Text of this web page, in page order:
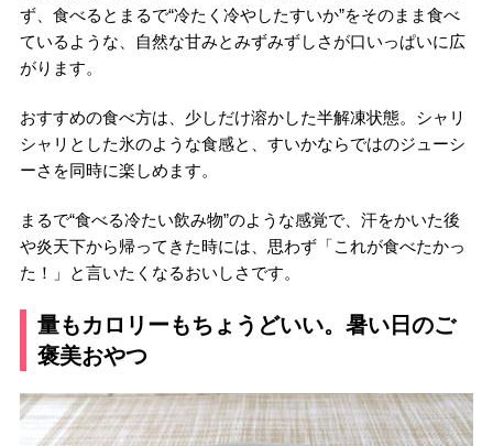
ず、食べるとまるで“冷たく冷やしたすいか”をそのまま食べ
ているような、自然な甘みとみずみずしさが口いっぱいに広
がります。
おすすめの食べ方は、少しだけ溶かした半解凍状態。シャリ
シャリとした氷のような食感と、すいかならではのジューシ
ーさを同時に楽しめます。
まるで“食べる冷たい飲み物”のような感覚で、汗をかいた後
や炎天下から帰ってきた時には、思わず「これが食べたかっ
た！」と言いたくなるおいしさです。
量もカロリーもちょうどいい。暑い日のご
褒美おやつ